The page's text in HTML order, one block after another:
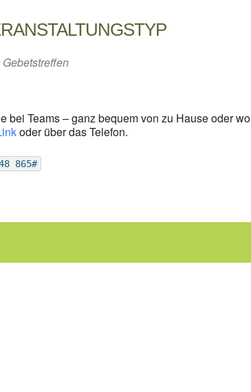
Gebetstreffen
bei Teams – ganz bequem von zu Hause oder wo
oder über das Telefon.
865#